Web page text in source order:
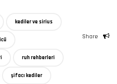
kediler ve sirius
ruh rehberleri
şifacı kediler
Share